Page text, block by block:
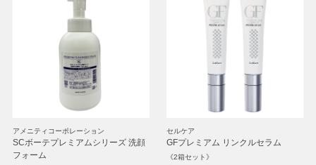
アメニティコーポレーション
SCボーテプレミアムシリーズ 洗顔
フォーム
セルケア
GFプレミアム リンクルセラム
《2箱セット》